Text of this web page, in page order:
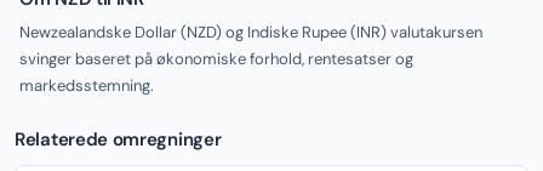
Newzealandske Dollar (NZD) og Indiske Rupee (INR) valutakursen
svinger baseret på økonomiske forhold, rentesatser og
markedsstemning.
Relaterede omregninger